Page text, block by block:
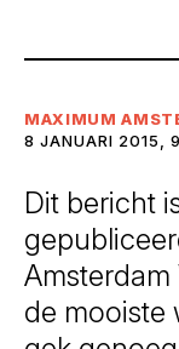
MAXIMUM
8 JANUARI 2015,
Dit bericht
de mooiste